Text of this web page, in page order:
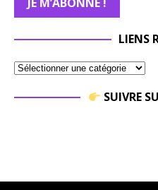
LIENS
SUIVRE